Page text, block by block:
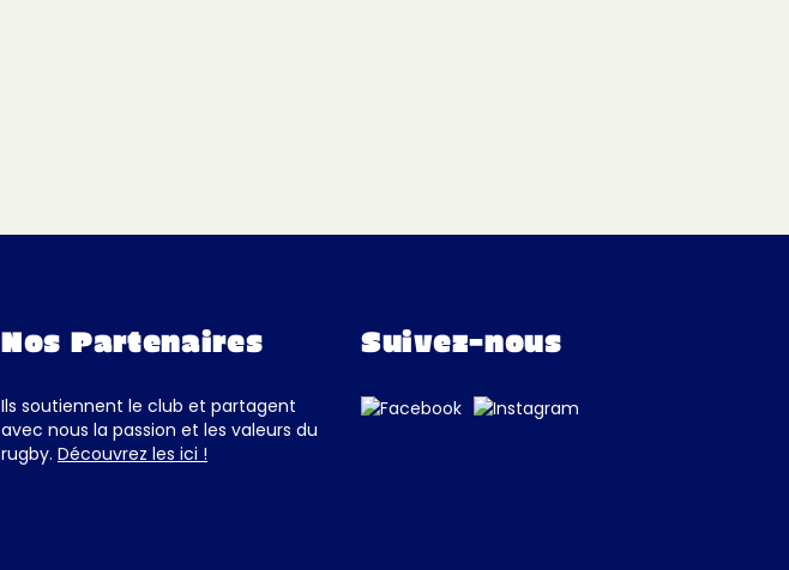
Nos Partenaires
Ils soutiennent le club et partagent
avec nous la passion et les valeurs du
rugby. Découvrez les ici !
Suivez-nous